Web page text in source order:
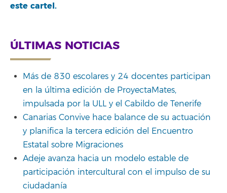
este cartel.
ÚLTIMAS NOTICIAS
Más de 830 escolares y 24 docentes participan
en la última edición de ProyectaMates,
impulsada por la ULL y el Cabildo de Tenerife
Canarias Convive hace balance de su actuación
y planifica la tercera edición del Encuentro
Estatal sobre Migraciones
Adeje avanza hacia un modelo estable de
participación intercultural con el impulso de su
ciudadanía